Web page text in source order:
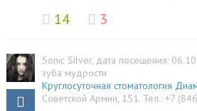
14 3
Sonic Silver, дата посещения:
зуба мудрости
Круглосуточная стоматология
Советской Армии, 151. Тел.: +7